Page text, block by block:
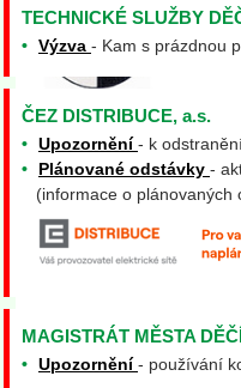
TECHNICKÉ SLUŽBY
• Výzva - Kam s prázdnou
ČEZ DISTRIBUCE, a.s.
• Upozornění - k
•
Plánované odstávky -
(informace o plánovaných
MAGISTRÁT MĚSTA
• Upozornění - používání